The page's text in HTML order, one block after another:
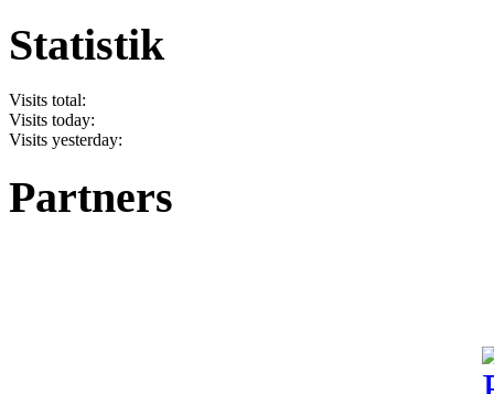
Statistik
Visits total:
Visits today:
Visits yesterday:
Partners